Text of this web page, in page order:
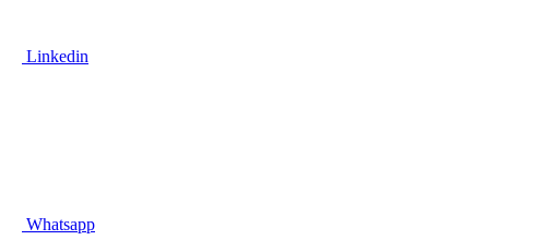
Linkedin
Whatsapp